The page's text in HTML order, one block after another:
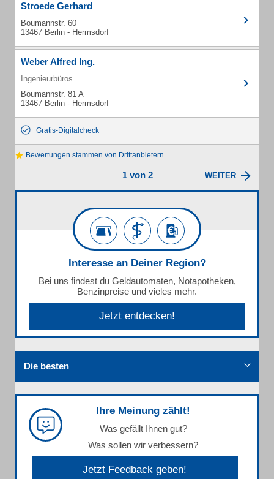
Stroede Gerhard
Boumannstr. 60
13467 Berlin - Hermsdorf
Weber Alfred Ing.
Ingenieurbüros
Boumannstr. 81 A
13467 Berlin - Hermsdorf
Gratis-Digitalcheck
Bewertungen stammen von Drittanbietern
1 von 2 WEITER
Interesse an Deiner Region?
Bei uns findest du Geldautomaten, Notapotheken,
Benzinpreise und vieles mehr.
Jetzt entdecken!
Die besten
Ihre Meinung zählt!
Was gefällt Ihnen gut?
Was sollen wir verbessern?
Jetzt Feedback geben!